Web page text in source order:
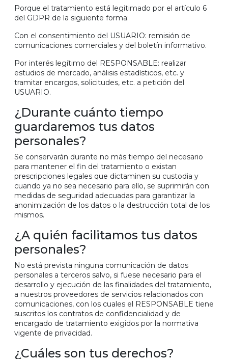
Porque el tratamiento está legitimado por el artículo 6
del GDPR de la siguiente forma:
Con el consentimiento del USUARIO: remisión de
comunicaciones comerciales y del boletín informativo.
Por interés legítimo del RESPONSABLE: realizar
estudios de mercado, análisis estadísticos, etc. y
tramitar encargos, solicitudes, etc. a petición del
USUARIO.
¿Durante cuánto tiempo
guardaremos tus datos
personales?
Se conservarán durante no más tiempo del necesario
para mantener el fin del tratamiento o existan
prescripciones legales que dictaminen su custodia y
cuando ya no sea necesario para ello, se suprimirán con
medidas de seguridad adecuadas para garantizar la
anonimización de los datos o la destrucción total de los
mismos.
¿A quién facilitamos tus datos
personales?
No está prevista ninguna comunicación de datos
personales a terceros salvo, si fuese necesario para el
desarrollo y ejecución de las finalidades del tratamiento,
a nuestros proveedores de servicios relacionados con
comunicaciones, con los cuales el RESPONSABLE tiene
suscritos los contratos de confidencialidad y de
encargado de tratamiento exigidos por la normativa
vigente de privacidad.
¿Cuáles son tus derechos?